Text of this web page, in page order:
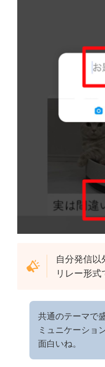
自分発信以
リレー形式
共通のテーマで
ミュニケーショ
面白いね。